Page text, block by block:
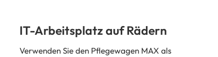
IT-Arbeitsplatz auf Rädern
Verwenden Sie den Pflegewagen MAX als